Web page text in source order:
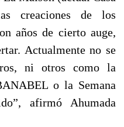
creaciones de los
años de cierto auge,
Actualmente no se
ni otros como la
o la Semana
afirmó Ahumada